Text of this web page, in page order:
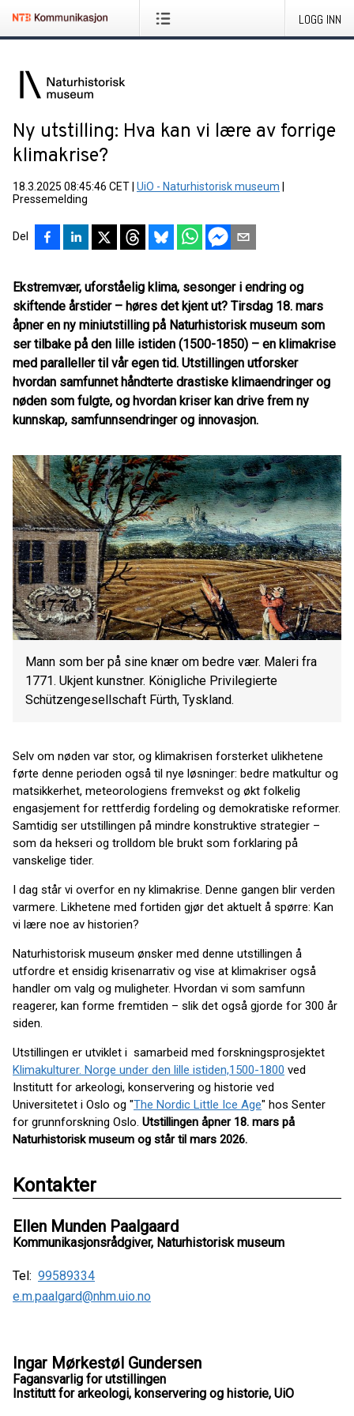
LOGG INN
Ny utstilling: Hva kan vi lære av forrige
klimakrise?
18.3.2025 08:45:46 CET UiO - Naturhistorisk museum
Pressemelding
Del
Ekstremvær, uforståelig klima, sesonger i endring og
skiftende årstider – høres det kjent ut? Tirsdag 18. mars
åpner en ny miniutstilling på Naturhistorisk museum som
ser tilbake på den lille istiden (1500-1850) – en klimakrise
med paralleller til vår egen tid. Utstillingen utforsker
hvordan samfunnet håndterte drastiske klimaendringer og
nøden som fulgte, og hvordan kriser kan drive frem ny
kunnskap, samfunnsendringer og innovasjon.
Mann som ber på sine knær om bedre vær. Maleri fra
1771. Ukjent kunstner. Königliche Privilegierte
Schützengesellschaft Fürth, Tyskland.
Selv om nøden var stor, og klimakrisen forsterket ulikhetene
førte denne perioden også til nye løsninger: bedre matkultur og
matsikkerhet, meteorologiens fremvekst og økt folkelig
engasjement for rettferdig fordeling og demokratiske reformer.
Samtidig ser utstillingen på mindre konstruktive strategier –
som da hekseri og trolldom ble brukt som forklaring på
vanskelige tider.
I dag står vi overfor en ny klimakrise. Denne gangen blir verden
varmere. Likhetene med fortiden gjør det aktuelt å spørre: Kan
vi lære noe av historien?
Naturhistorisk museum ønsker med denne utstillingen å
utfordre et ensidig krisenarrativ og vise at klimakriser også
handler om valg og muligheter. Hvordan vi som samfunn
reagerer, kan forme fremtiden – slik det også gjorde for 300 år
siden.
Utstillingen er utviklet i samarbeid med forskningsprosjektet
Klimakulturer. Norge under den lille istiden,1500-1800 ved
Institutt for arkeologi, konservering og historie ved
Universitetet i Oslo og "The Nordic Little Ice Age" hos Senter
for grunnforskning Oslo. Utstillingen åpner 18. mars på
Naturhistorisk museum og står til mars 2026.
Kontakter
Ellen Munden Paalgaard
Kommunikasjonsrådgiver, Naturhistorisk museum
Tel: 99589334
e.m.paalgard@nhm.uio.no
Ingar Mørkestøl Gundersen
Fagansvarlig for utstillingen
Institutt for arkeologi, konservering og historie, UiO